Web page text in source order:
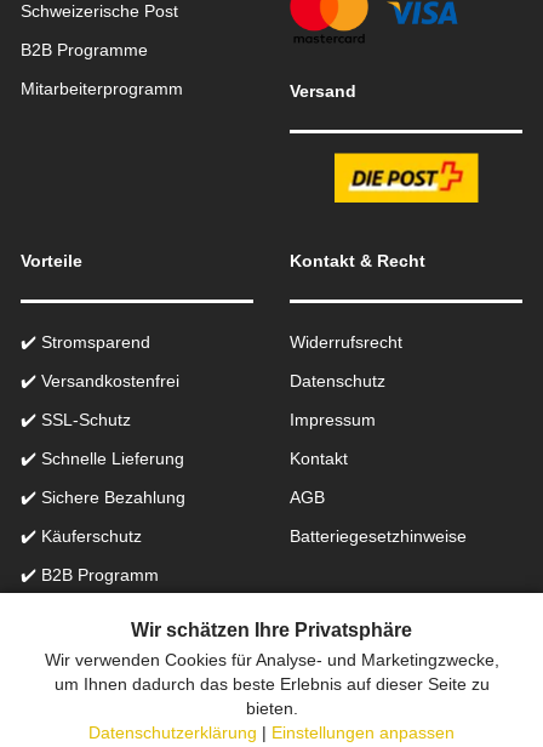
Schweizerische Post
B2B Programme
Mitarbeiterprogramm
Versand
Vorteile
✔️ Stromsparend
✔️ Versandkostenfrei
✔️ SSL-Schutz
✔️ Schnelle Lieferung
✔️ Sichere Bezahlung
✔️ Käuferschutz
✔️ B2B Programm
Kontakt & Recht
Widerrufsrecht
Datenschutz
Impressum
Kontakt
AGB
Batteriegesetzhinweise
Onlinefachhandel in der Schweiz für Beleuchtung seit 2012 |
Erstellt mit
peleides.io
Wir schätzen Ihre Privatsphäre
Wir verwenden Cookies für Analyse- und Marketingzwecke,
um Ihnen dadurch das beste Erlebnis auf dieser Seite zu
bieten.
Datenschutzerklärung | Einstellungen anpassen